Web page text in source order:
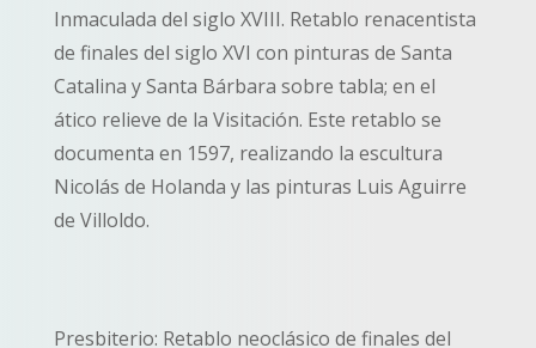
Inmaculada del siglo XVIII. Retablo renacentista
de finales del siglo XVI con pinturas de Santa
Catalina y Santa Bárbara sobre tabla; en el
ático relieve de la Visitación. Este retablo se
documenta en 1597, realizando la escultura
Nicolás de Holanda y las pinturas Luis Aguirre
de Villoldo.
Presbiterio: Retablo neoclásico de finales del